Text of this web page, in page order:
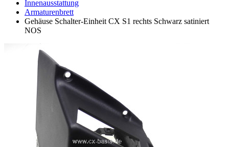
Innenausstattung
Armaturenbrett
Gehäuse Schalter-Einheit CX S1 rechts Schwarz satiniert
NOS